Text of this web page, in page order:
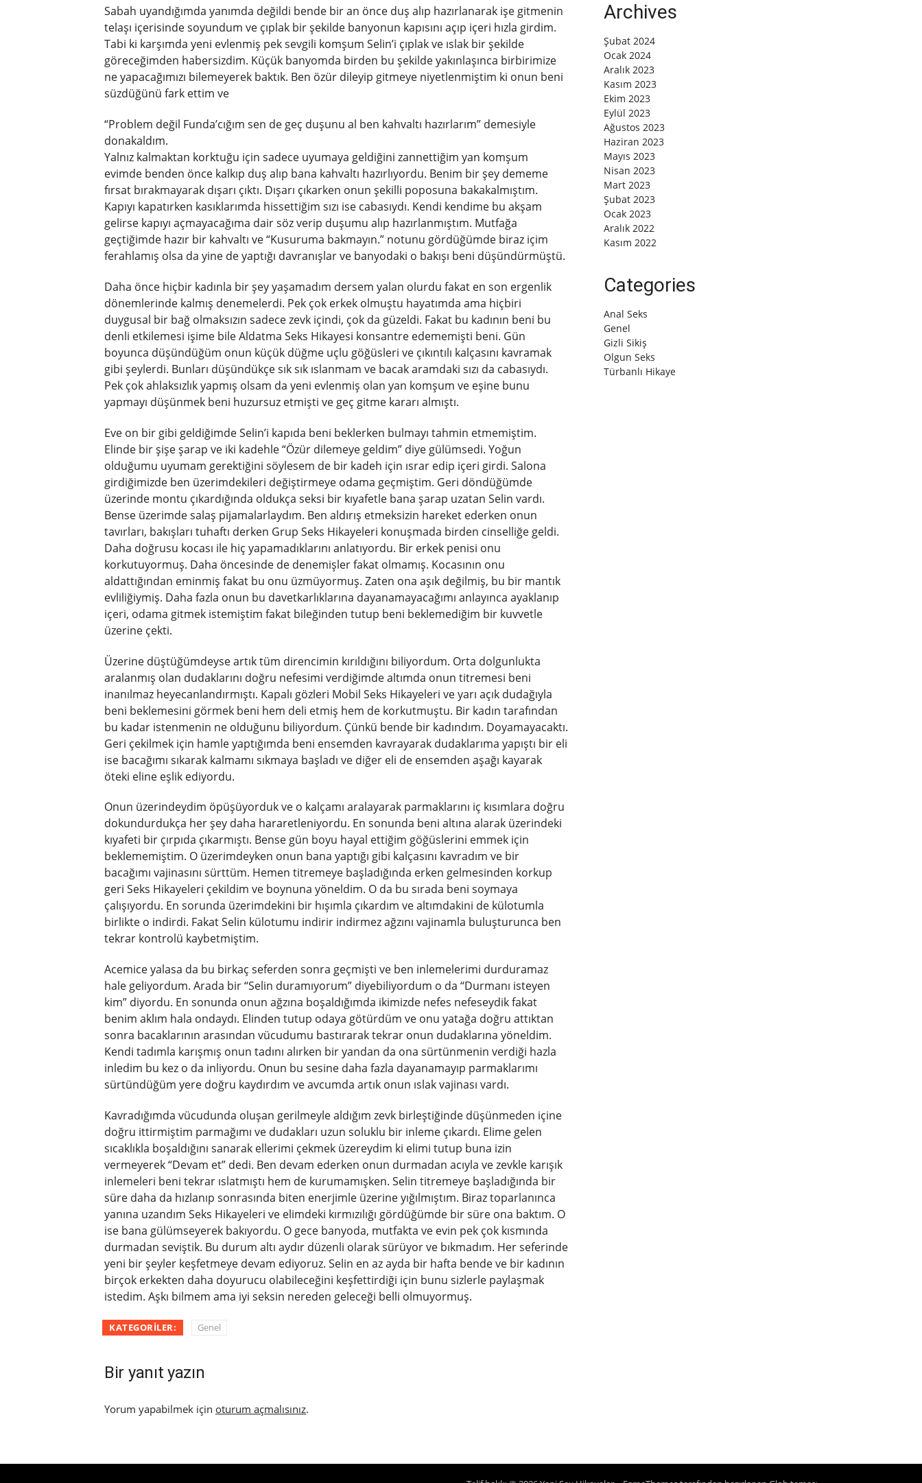
Sabah uyandığımda yanımda değildi bende bir an önce duş alıp hazırlanarak işe gitmenin
telaşı içerisinde soyundum ve çıplak bir şekilde banyonun kapısını açıp içeri hızla girdim.
Tabi ki karşımda yeni evlenmiş pek sevgili komşum Selin’i çıplak ve ıslak bir şekilde
göreceğimden habersizdim. Küçük banyomda birden bu şekilde yakınlaşınca birbirimize
ne yapacağımızı bilemeyerek baktık. Ben özür dileyip gitmeye niyetlenmiştim ki onun beni
süzdüğünü fark ettim ve
“Problem değil Funda’cığım sen de geç duşunu al ben kahvaltı hazırlarım” demesiyle
donakaldım.
Yalnız kalmaktan korktuğu için sadece uyumaya geldiğini zannettiğim yan komşum
evimde benden önce kalkıp duş alıp bana kahvaltı hazırlıyordu. Benim bir şey dememe
fırsat bırakmayarak dışarı çıktı. Dışarı çıkarken onun şekilli poposuna bakakalmıştım.
Kapıyı kapatırken kasıklarımda hissettiğim sızı ise cabasıydı. Kendi kendime bu akşam
gelirse kapıyı açmayacağıma dair söz verip duşumu alıp hazırlanmıştım. Mutfağa
geçtiğimde hazır bir kahvaltı ve “Kusuruma bakmayın.” notunu gördüğümde biraz içim
ferahlamış olsa da yine de yaptığı davranışlar ve banyodaki o bakışı beni düşündürmüştü.
Daha önce hiçbir kadınla bir şey yaşamadım dersem yalan olurdu fakat en son ergenlik
dönemlerinde kalmış denemelerdi. Pek çok erkek olmuştu hayatımda ama hiçbiri
duygusal bir bağ olmaksızın sadece zevk içindi, çok da güzeldi. Fakat bu kadının beni bu
denli etkilemesi işime bile Aldatma Seks Hikayesi konsantre edememişti beni. Gün
boyunca düşündüğüm onun küçük düğme uçlu göğüsleri ve çıkıntılı kalçasını kavramak
gibi şeylerdi. Bunları düşündükçe sık sık ıslanmam ve bacak aramdaki sızı da cabasıydı.
Pek çok ahlaksızlık yapmış olsam da yeni evlenmiş olan yan komşum ve eşine bunu
yapmayı düşünmek beni huzursuz etmişti ve geç gitme kararı almıştı.
Eve on bir gibi geldiğimde Selin’i kapıda beni beklerken bulmayı tahmin etmemiştim.
Elinde bir şişe şarap ve iki kadehle “Özür dilemeye geldim” diye gülümsedi. Yoğun
olduğumu uyumam gerektiğini söylesem de bir kadeh için ısrar edip içeri girdi. Salona
girdiğimizde ben üzerimdekileri değiştirmeye odama geçmiştim. Geri döndüğümde
üzerinde montu çıkardığında oldukça seksi bir kıyafetle bana şarap uzatan Selin vardı.
Bense üzerimde salaş pijamalarlaydım. Ben aldırış etmeksizin hareket ederken onun
tavırları, bakışları tuhaftı derken Grup Seks Hikayeleri konuşmada birden cinselliğe geldi.
Daha doğrusu kocası ile hiç yapamadıklarını anlatıyordu. Bir erkek penisi onu
korkutuyormuş. Daha öncesinde de denemişler fakat olmamış. Kocasının onu
aldattığından eminmiş fakat bu onu üzmüyormuş. Zaten ona aşık değilmiş, bu bir mantık
evliliğiymiş. Daha fazla onun bu davetkarlıklarına dayanamayacağımı anlayınca ayaklanıp
içeri, odama gitmek istemiştim fakat bileğinden tutup beni beklemediğim bir kuvvetle
üzerine çekti.
Üzerine düştüğümdeyse artık tüm direncimin kırıldığını biliyordum. Orta dolgunlukta
aralanmış olan dudaklarını doğru nefesimi verdiğimde altımda onun titremesi beni
inanılmaz heyecanlandırmıştı. Kapalı gözleri Mobil Seks Hikayeleri ve yarı açık dudağıyla
beni beklemesini görmek beni hem deli etmiş hem de korkutmuştu. Bir kadın tarafından
bu kadar istenmenin ne olduğunu biliyordum. Çünkü bende bir kadındım. Doyamayacaktı.
Geri çekilmek için hamle yaptığımda beni ensemden kavrayarak dudaklarıma yapıştı bir eli
ise bacağımı sıkarak kalmamı sıkmaya başladı ve diğer eli de ensemden aşağı kayarak
öteki eline eşlik ediyordu.
Onun üzerindeydim öpüşüyorduk ve o kalçamı aralayarak parmaklarını iç kısımlara doğru
dokundurdukça her şey daha hararetleniyordu. En sonunda beni altına alarak üzerindeki
kıyafeti bir çırpıda çıkarmıştı. Bense gün boyu hayal ettiğim göğüslerini emmek için
beklememiştim. O üzerimdeyken onun bana yaptığı gibi kalçasını kavradım ve bir
bacağımı vajinasını sürttüm. Hemen titremeye başladığında erken gelmesinden korkup
geri Seks Hikayeleri çekildim ve boynuna yöneldim. O da bu sırada beni soymaya
çalışıyordu. En sorunda üzerimdekini bir hışımla çıkardım ve altımdakini de külotumla
birlikte o indirdi. Fakat Selin külotumu indirir indirmez ağzını vajinamla buluşturunca ben
tekrar kontrolü kaybetmiştim.
Acemice yalasa da bu birkaç seferden sonra geçmişti ve ben inlemelerimi durduramaz
hale geliyordum. Arada bir “Selin duramıyorum” diyebiliyordum o da “Durmanı isteyen
kim” diyordu. En sonunda onun ağzına boşaldığımda ikimizde nefes nefeseydik fakat
benim aklım hala ondaydı. Elinden tutup odaya götürdüm ve onu yatağa doğru attıktan
sonra bacaklarının arasından vücudumu bastırarak tekrar onun dudaklarına yöneldim.
Kendi tadımla karışmış onun tadını alırken bir yandan da ona sürtünmenin verdiği hazla
inledim bu kez o da inliyordu. Onun bu sesine daha fazla dayanamayıp parmaklarımı
sürtündüğüm yere doğru kaydırdım ve avcumda artık onun ıslak vajinası vardı.
Kavradığımda vücudunda oluşan gerilmeyle aldığım zevk birleştiğinde düşünmeden içine
doğru ittirmiştim parmağımı ve dudakları uzun soluklu bir inleme çıkardı. Elime gelen
sıcaklıkla boşaldığını sanarak ellerimi çekmek üzereydim ki elimi tutup buna izin
vermeyerek “Devam et” dedi. Ben devam ederken onun durmadan acıyla ve zevkle karışık
inlemeleri beni tekrar ıslatmıştı hem de kurumamışken. Selin titremeye başladığında bir
süre daha da hızlanıp sonrasında biten enerjimle üzerine yığılmıştım. Biraz toparlanınca
yanına uzandım Seks Hikayeleri ve elimdeki kırmızılığı gördüğümde bir süre ona baktım. O
ise bana gülümseyerek bakıyordu. O gece banyoda, mutfakta ve evin pek çok kısmında
durmadan seviştik. Bu durum altı aydır düzenli olarak sürüyor ve bıkmadım. Her seferinde
yeni bir şeyler keşfetmeye devam ediyoruz. Selin en az ayda bir hafta bende ve bir kadının
birçok erkekten daha doyurucu olabileceğini keşfettirdiği için bunu sizlerle paylaşmak
istedim. Aşkı bilmem ama iyi seksin nereden geleceği belli olmuyormuş.
KATEGORILER: Genel
Bir yanıt yazın
Yorum yapabilmek için oturum açmalısınız.
Archives
Şubat 2024
Ocak 2024
Aralık 2023
Kasım 2023
Ekim 2023
Eylül 2023
Ağustos 2023
Haziran 2023
Mayıs 2023
Nisan 2023
Mart 2023
Şubat 2023
Ocak 2023
Aralık 2022
Kasım 2022
Categories
Anal Seks
Genel
Gizli Sikiş
Olgun Seks
Türbanlı Hikaye